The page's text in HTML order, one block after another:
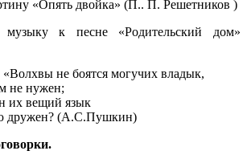
«Опять двойка» (П.. П. Решетников )
к песне «Родительский дом»
«Волхвы не боятся могучих владык,
не нужен;
их вещий язык
дружен? (А.С.Пушкин)